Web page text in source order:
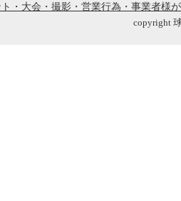
・大会・撮影・営業行為・事業者様
copyright